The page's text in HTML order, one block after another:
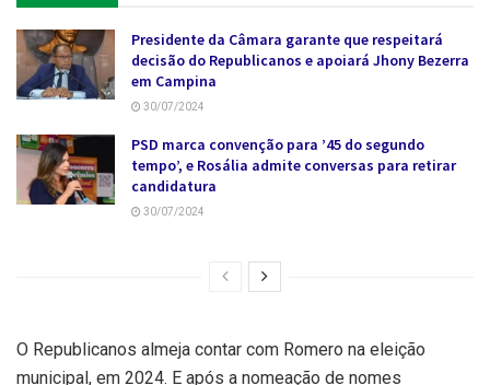
Presidente da Câmara garante que respeitará
decisão do Republicanos e apoiará Jhony Bezerra
em Campina
30/07/2024
PSD marca convenção para ’45 do segundo
tempo’, e Rosália admite conversas para retirar
candidatura
30/07/2024
O Republicanos almeja contar com Romero na eleição
municipal, em 2024. E após a nomeação de nomes